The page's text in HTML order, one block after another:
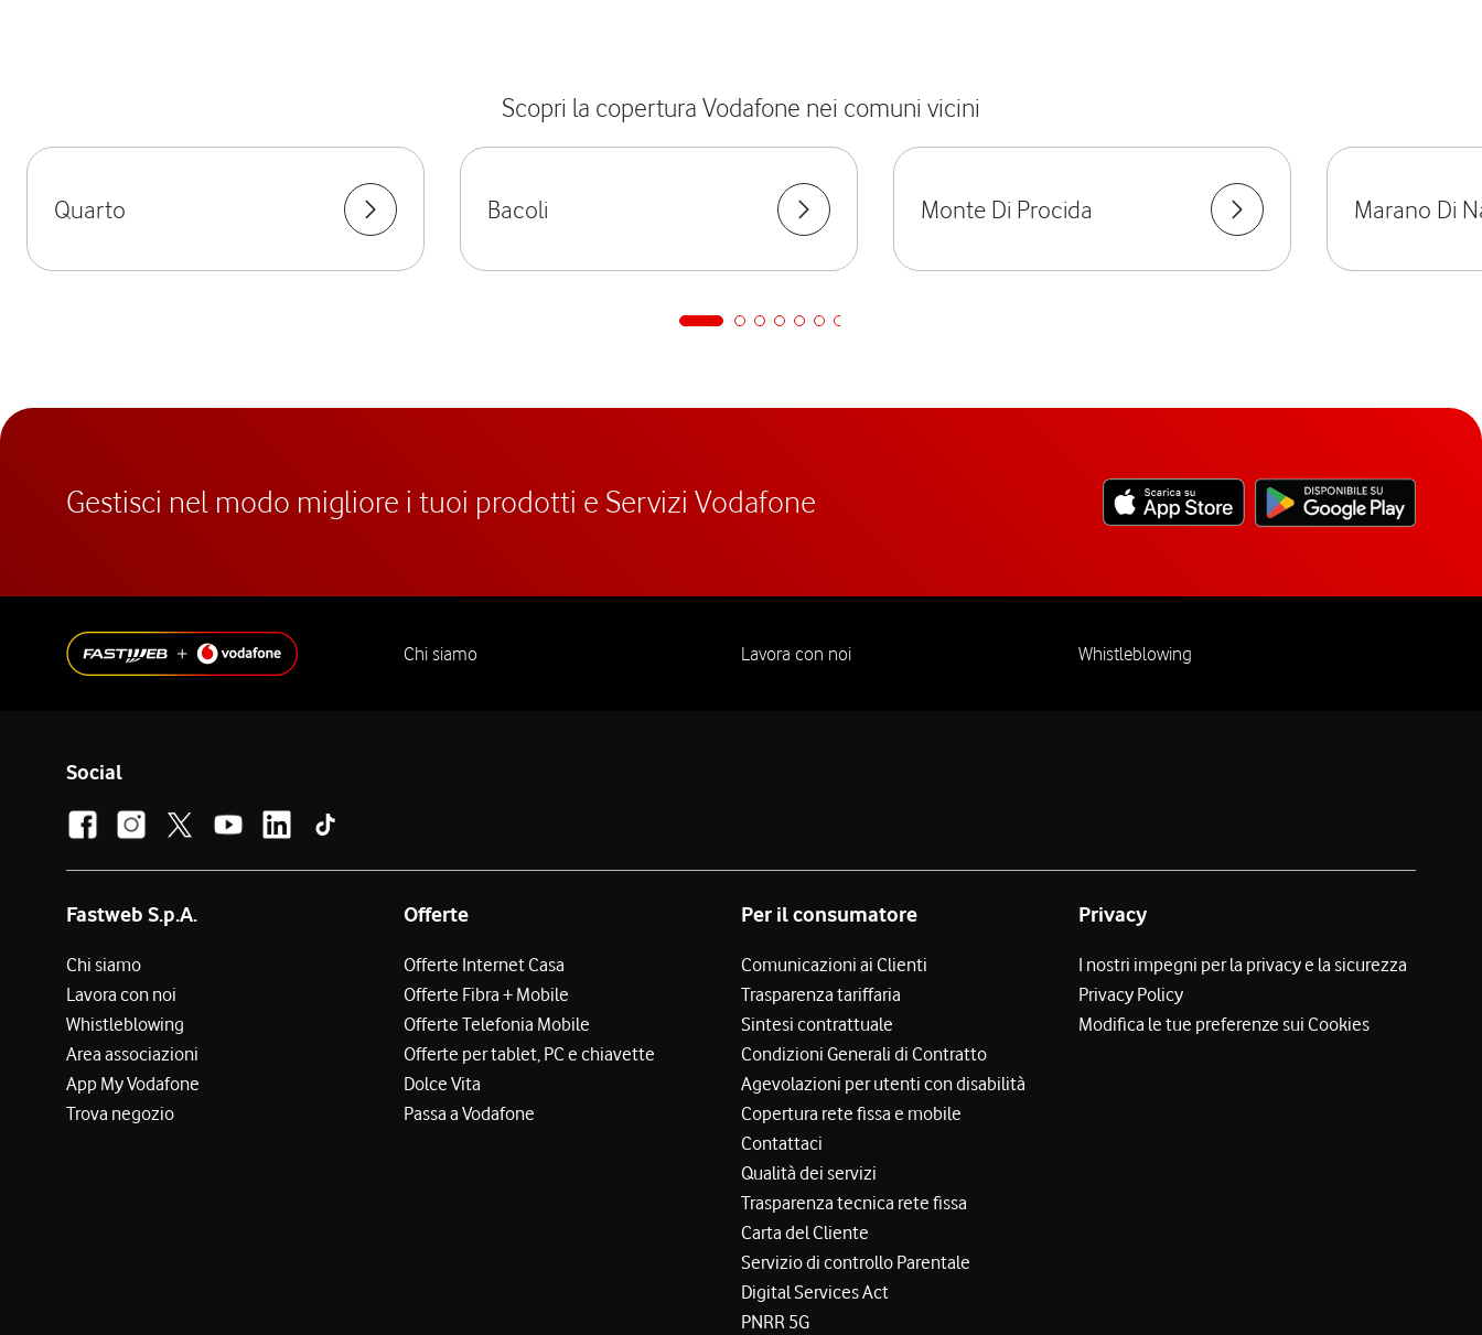
Scopri la copertura Vodafone nei comuni vicini
Quarto Bacoli Monte Di Procida Marano Di
Gestisci nel modo migliore i tuoi prodotti e Servizi Vodafone
Chi siamo Lavora con noi Whistleblowing
Social
Fastweb S.p.A.
Chi siamo
Lavora con noi
Whistleblowing
Area associazioni
App My Vodafone
Trova negozio
Offerte
Offerte Internet Casa
Offerte Fibra + Mobile
Offerte Telefonia Mobile
Offerte per tablet, PC e chiavette
Dolce Vita
Passa a Vodafone
Per il consumatore
Comunicazioni ai Clienti
Trasparenza tariffaria
Sintesi contrattuale
Condizioni Generali di Contratto
Agevolazioni per utenti con disabilità
Copertura rete fissa e mobile
Contattaci
Qualità dei servizi
Trasparenza tecnica rete fissa
Carta del Cliente
Servizio di controllo Parentale
Digital Services Act
PNRR 5G
Privacy
I nostri impegni per la privacy e la sicurezza
Privacy Policy
Modifica le tue preferenze sui Cookies